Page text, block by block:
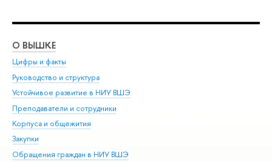
О ВЫШКЕ
Цифры и факты
Руководство и структура
Устойчивое развитие в НИУ ВШЭ
Преподаватели и сотрудники
Корпуса и общежития
Закупки
Обращения граждан в НИУ ВШЭ